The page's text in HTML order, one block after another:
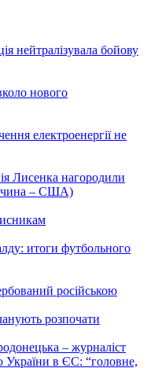
нейтралізувала бойову
нового
електроенергії не
Лисенка нагородили
– США)
итоги футбольного
російською
розпочати
– журналіст
України в ЄС: “головне,